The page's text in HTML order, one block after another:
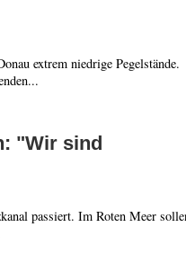
extrem niedrige Pegelstände.
"Wir sind
passiert. Im Roten Meer